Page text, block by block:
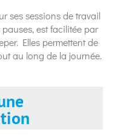
ses sessions de travail
est facilitée par
Elles permettent de
au long de la journée.